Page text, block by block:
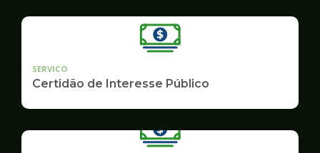
SERVICO
Certidão de Interesse Público